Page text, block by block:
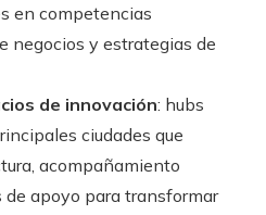
en competencias
negocios y estrategias de
de innovación: hubs
ciudades que
acompañamiento
de apoyo para transformar